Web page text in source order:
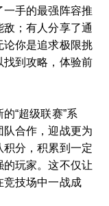
一手的最强阵容推
；有人分享了通
论你是追求极限挑
找到攻略，体验前
“超级联赛”系
合作，迎战更为
分，积累到一定
玩家。这不仅让
竞技场中一战成